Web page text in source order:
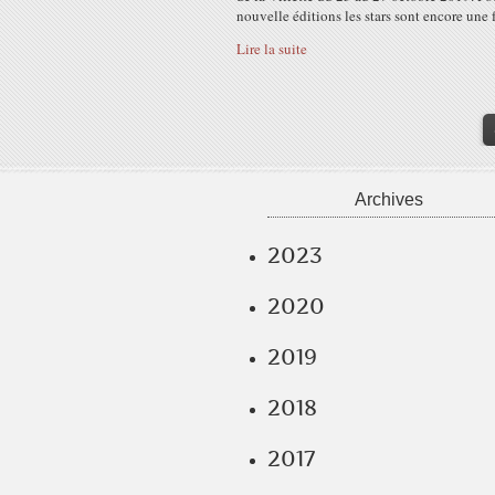
nouvelle éditions les stars sont encore une
Lire la suite
Archives
2023
2020
2019
2018
2017